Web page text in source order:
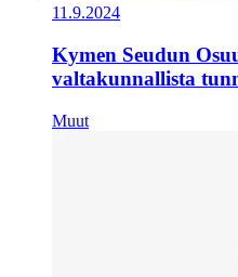
11.9.2024
Kymen Seudun
valtakunnallista
Muut